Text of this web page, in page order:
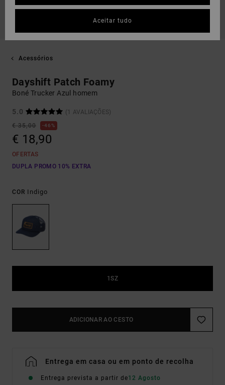
Acessórios
Dayshift Patch Foamy
Boné Trucker Azul homem
5.0
(1 AVALIAÇÕES)
€ 35,00
46%
€ 18,90
OFERTAS
DUPLA PROMO 10% EXTRA
COR Indigo
1SZ
ADICIONAR AO CESTO
Entrega em casa ou em ponto de recolha
Entrega prevista a partir de12 Agosto
Aceitar tudo